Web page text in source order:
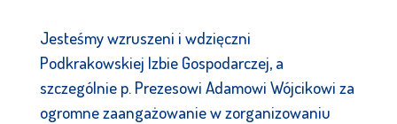
Jesteśmy wzruszeni i wdzięczni
Podkrakowskiej Izbie Gospodarczej, a
szczególnie p. Prezesowi Adamowi Wójcikowi za
ogromne zaangażowanie w zorganizowaniu